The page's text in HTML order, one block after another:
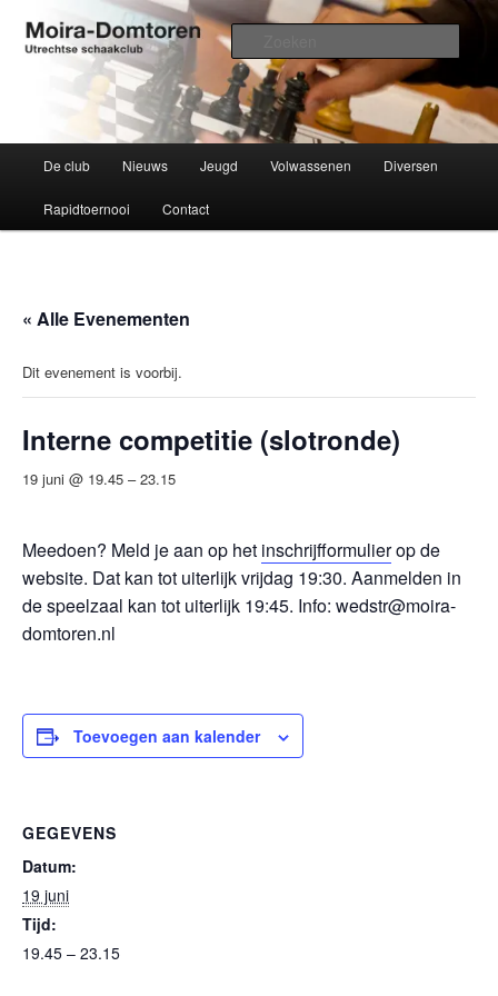
naar
Moira-Domtoren
Utrechtse schaakclub opgericht 1934
De club Nieuws Jeugd Volwassenen Diversen
Rapidtoernooi Contact
« Alle Evenementen
Dit evenement is voorbij.
Interne competitie (slotronde)
19 juni @ 19.45 –23.15
Meedoen? Meld je aan op het inschrijfformulierop de
website. Dat kan tot uiterlijk vrijdag 19:30. Aanmelden in
de speelzaal kan tot uiterlijk 19:45. Info: wedstr@moira-
domtoren.nl
Toevoegen aan kalender
GEGEVENS
Datum:
19 juni
Tijd:
19.45 – 23.15